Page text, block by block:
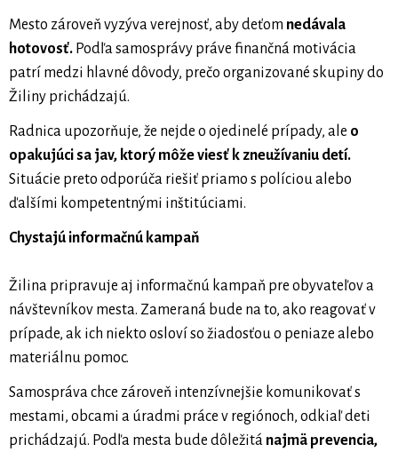
Mesto zároveň vyzýva verejnosť, aby deťom nedávala
hotovosť. Podľa samosprávy práve finančná motivácia
patrí medzi hlavné dôvody, prečo organizované skupiny do
Žiliny prichádzajú.
Radnica upozorňuje, že nejde o ojedinelé prípady, ale o
opakujúci sa jav, ktorý môže viesť k zneužívaniu detí.
Situácie preto odporúča riešiť priamo s políciou alebo
ďalšími kompetentnými inštitúciami.
Chystajú informačnú kampaň
Žilina pripravuje aj informačnú kampaň pre obyvateľov a
návštevníkov mesta. Zameraná bude na to, ako reagovať v
prípade, ak ich niekto osloví so žiadosťou o peniaze alebo
materiálnu pomoc.
Samospráva chce zároveň intenzívnejšie komunikovať s
mestami, obcami a úradmi práce v regiónoch, odkiaľ deti
prichádzajú. Podľa mesta bude dôležitá najmä prevencia,